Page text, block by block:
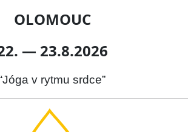
OLOMOUC
— 23.8.2026
v rytmu srdce”